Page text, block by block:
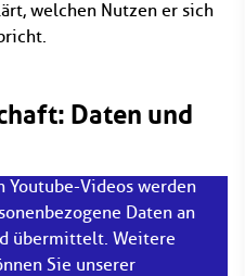
welchen Nutzen er sich
Daten und
Youtube-Videos werden
Daten an
übermittelt. Weitere
Sie unserer